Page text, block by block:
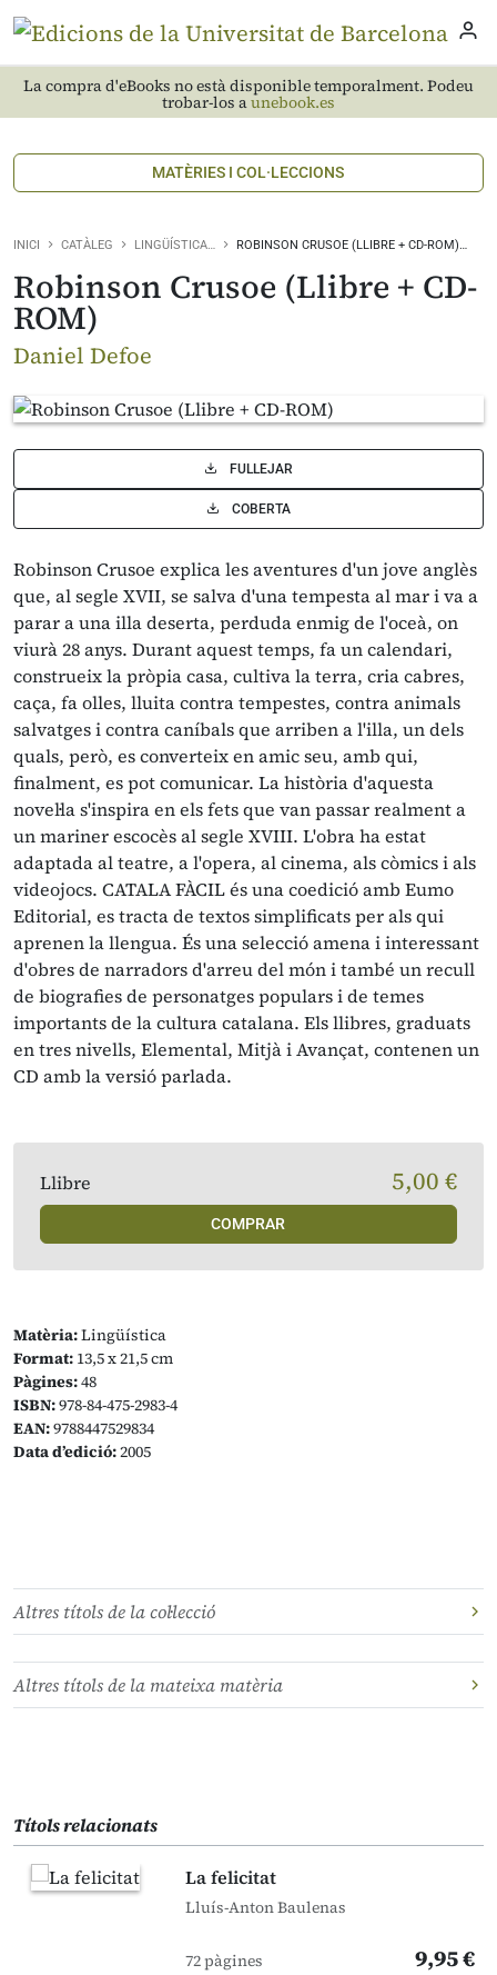
La compra d'eBooks no està disponible temporalment. Podeu
trobar-los aunebook.es
MATÈRIES I COL·LECCIONS
INICI CATÀLEG LINGÜÍSTICA… ROBINSON CRUSOE (LLIBRE + CD-ROM)…
Robinson Crusoe (Llibre + CD-
ROM)
Daniel Defoe
FULLEJAR
COBERTA
Robinson Crusoe explica les aventures d'un jove anglès
que, al segle XVII, se salva d'una tempesta al mar i va a
parar a una illa deserta, perduda enmig de l'oceà, on
viurà 28 anys. Durant aquest temps, fa un calendari,
construeix la pròpia casa, cultiva la terra, cria cabres,
caça, fa olles, lluita contra tempestes, contra animals
salvatges i contra caníbals que arriben a l'illa, un dels
quals, però, es converteix en amic seu, amb qui,
finalment, es pot comunicar. La història d'aquesta
novel·la s'inspira en els fets que van passar realment a
un mariner escocès al segle XVIII. L'obra ha estat
adaptada al teatre, a l'opera, al cinema, als còmics i als
videojocs. CATALA FÀCIL és una coedició amb Eumo
Editorial, es tracta de textos simplificats per als qui
aprenen la llengua. És una selecció amena i interessant
d'obres de narradors d'arreu del món i també un recull
de biografies de personatges populars i de temes
importants de la cultura catalana. Els llibres, graduats
en tres nivells, Elemental, Mitjà i Avançat, contenen un
CD amb la versió parlada.
Matèria:Lingüística
Format: 13,5 x 21,5 cm
Pàgines:48
ISBN:978-84-475-2983-4
EAN:9788447529834
Data d’edició:2005
Llibre 5,00 €
COMPRAR
Altres títols de la col·lecció
Altres títols de la mateixa matèria
Títols relacionats
La felicitat
Lluís-Anton Baulenas
72 pàgines 9,95 €